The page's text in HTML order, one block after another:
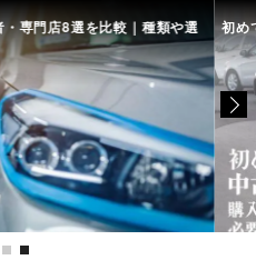
専門店8選を比較｜種類や選 初め